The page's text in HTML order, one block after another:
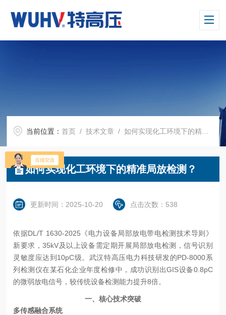
当前位置：首页 /技术文章 / 如何实现化工环境下的精准局放检测？
如何实现化工环境下的精准局放检测？
更新时间：2025-10-20 点击次数：538
依据DL/T 1630-2025《电力设备局部放电带电检测技术导则》
新要求，35kV及以上设备需定期开展局部放电检测，信号识别
灵敏度应达到10pC级。武汉特高压电力科技研发的PD-8000系
列检测仪在某石化企业年度检修中，成功识别出GIS设备0.8pC
的微弱放电信号，较传统设备检测能力提升8倍。
一、核心技术突破
多传感融合系统